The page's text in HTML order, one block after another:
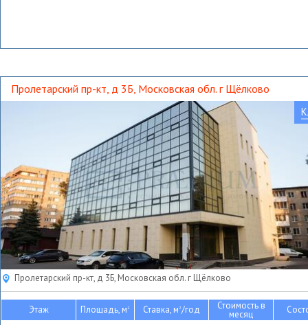
Пролетарский пр-кт, д 3Б, Московская обл. г Щёлково
Пролетарский пр-кт, д 3Б, Московская обл. г Щёлково
Этаж Площадь, м2 Ставка, м2/год Стоимость в
месяц